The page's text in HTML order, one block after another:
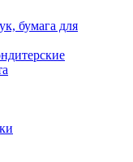
бумага для